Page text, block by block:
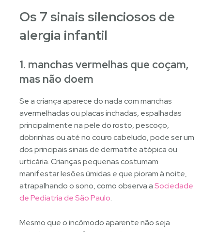
Os 7 sinais silenciosos de
alergia infantil
1. manchas vermelhas que coçam,
mas não doem
Se a criança aparece do nada com manchas
avermelhadas ou placas inchadas, espalhadas
principalmente na pele do rosto, pescoço,
dobrinhas ou até no couro cabeludo, pode ser um
dos principais sinais de dermatite atópica ou
urticária. Crianças pequenas costumam
manifestar lesões úmidas e que pioram à noite,
atrapalhando o sono, como observa aSociedade
de Pediatria de São Paulo.
Mesmo que o incômodo aparente não seja